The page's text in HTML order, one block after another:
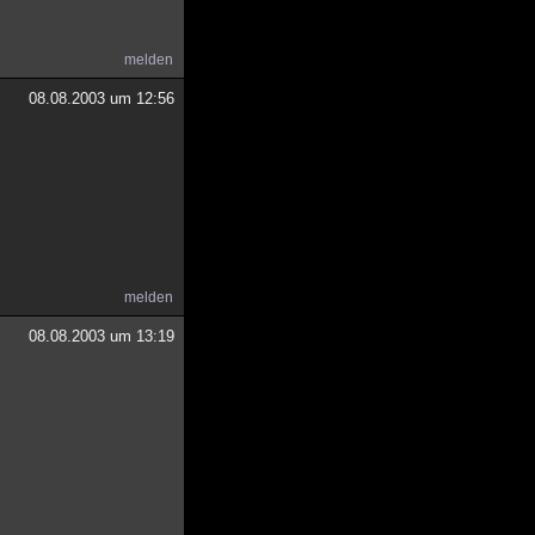
melden
08.08.2003 um 12:56
melden
08.08.2003 um 13:19